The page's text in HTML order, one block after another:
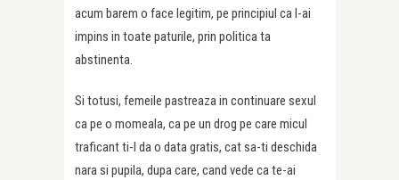
acum barem o face legitim, pe principiul ca l-ai
impins in toate paturile, prin politica ta
abstinenta.
Si totusi, femeile pastreaza in continuare sexul
ca pe o momeala, ca pe un drog pe care micul
traficant ti-l da o data gratis, cat sa-ti deschida
nara si pupila, dupa care, cand vede ca te-ai